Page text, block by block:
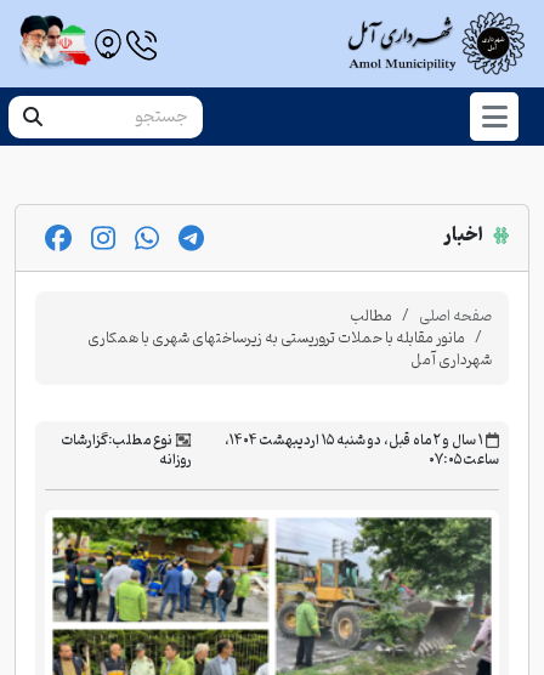
اخبار
صفحه اصلی مطالب
مانور مقابله با حملات تروریستی به زیرساختهای شهری با همکاری
شهرداری آمل
‫۱ سال و ۲ ماه قبل، دو شنبه ۱۵ اردیبهشت ۱۴۰۴،
ساعت ۰۷:۰۵
نوع مطلب:گزارشات
روزانه